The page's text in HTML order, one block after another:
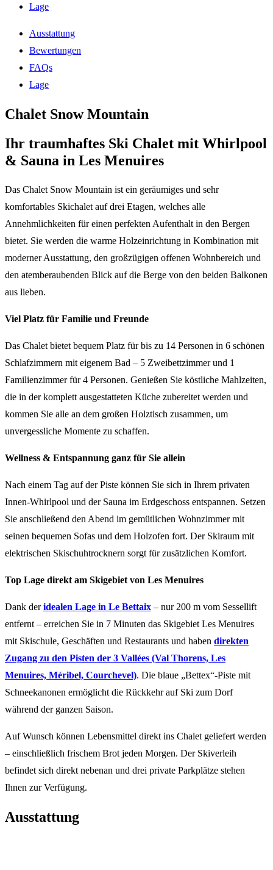
Lage
Ausstattung
Bewertungen
FAQs
Lage
Chalet Snow Mountain
Ihr traumhaftes Ski Chalet mit Whirlpool
& Sauna in Les Menuires
Das Chalet Snow Mountain ist ein geräumiges und sehr
komfortables Skichalet auf drei Etagen, welches alle
Annehmlichkeiten für einen perfekten Aufenthalt in den Bergen
bietet. Sie werden die warme Holzeinrichtung in Kombination mit
moderner Ausstattung, den großzügigen offenen Wohnbereich und
den atemberaubenden Blick auf die Berge von den beiden Balkonen
aus lieben.
Viel Platz für Familie und Freunde
Das Chalet bietet bequem Platz für bis zu 14 Personen in 6 schönen
Schlafzimmern mit eigenem Bad – 5 Zweibettzimmer und 1
Familienzimmer für 4 Personen. Genießen Sie köstliche Mahlzeiten,
die in der komplett ausgestatteten Küche zubereitet werden und
kommen Sie alle an dem großen Holztisch zusammen, um
unvergessliche Momente zu schaffen.
Wellness & Entspannung ganz für Sie allein
Nach einem Tag auf der Piste können Sie sich in Ihrem privaten
Innen-Whirlpool und der Sauna im Erdgeschoss entspannen. Setzen
Sie anschließend den Abend im gemütlichen Wohnzimmer mit
seinen bequemen Sofas und dem Holzofen fort. Der Skiraum mit
elektrischen Skischuhtrocknern sorgt für zusätzlichen Komfort.
Top Lage direkt am Skigebiet von Les Menuires
Dank deridealen Lage in Le Bettaix – nur 200 m vom Sessellift
entfernt – erreichen Sie in 7 Minuten das Skigebiet Les Menuires
mit Skischule, Geschäften und Restaurants und haben direkten
Zugang zu den Pisten der 3 Vallées (Val Thorens, Les
Menuires, Méribel, Courchevel). Die blaue „Bettex“-Piste mit
Schneekanonen ermöglicht die Rückkehr auf Ski zum Dorf
während der ganzen Saison.
Auf Wunsch können Lebensmittel direkt ins Chalet geliefert werden
– einschließlich frischem Brot jeden Morgen. Der Skiverleih
befindet sich direkt nebenan und drei private Parkplätze stehen
Ihnen zur Verfügung.
Ausstattung